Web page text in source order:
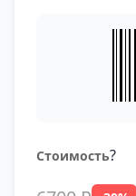
Стоимость?